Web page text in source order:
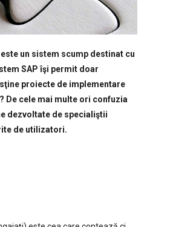
un sistem scump destinat cu
SAP îşi permit doar
proiecte de implementare
De cele mai multe ori confuzia
dezvoltate de specialiştii
de utilizatori.